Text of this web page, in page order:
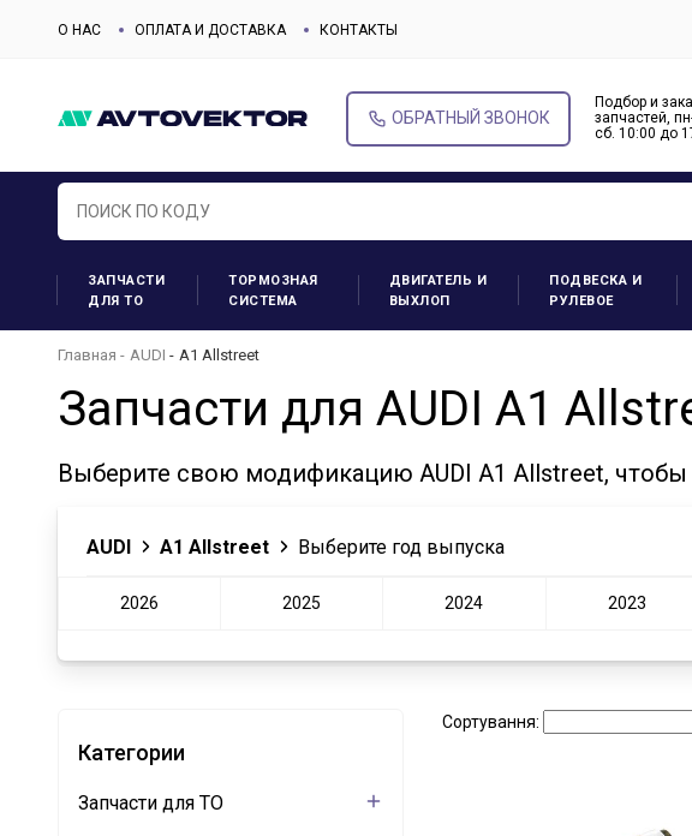
О НАС ОПЛАТА И ДОСТАВКА КОНТАКТЫ
ОБРАТНЫЙ ЗВОНОК
Подбор и
запчастей,
cб. 10:00 до
ЗАПЧАСТИ
ДЛЯ ТО
ТОРМОЗНАЯ
СИСТЕМА
ДВИГАТЕЛЬ И
ВЫХЛОП
ПОДВЕСКА И
РУЛЕВОЕ
Главная AUDI A1 Allstreet
Запчасти для AUDI A1
Выберите свою модификацию AUDI A1 Allstreet, чтобы
AUDI A1 Allstreet Выберите год выпуска
2026 2025 2024 2023
Категории
Запчасти для ТО
Сортування: